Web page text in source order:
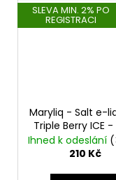
SLEVA MIN. 2% PO
REGISTRACI
Maryliq - Salt e-
Triple Berry ICE -
- 20mg
Malina, Jahoda,
Ihned k odeslání
210 Kč